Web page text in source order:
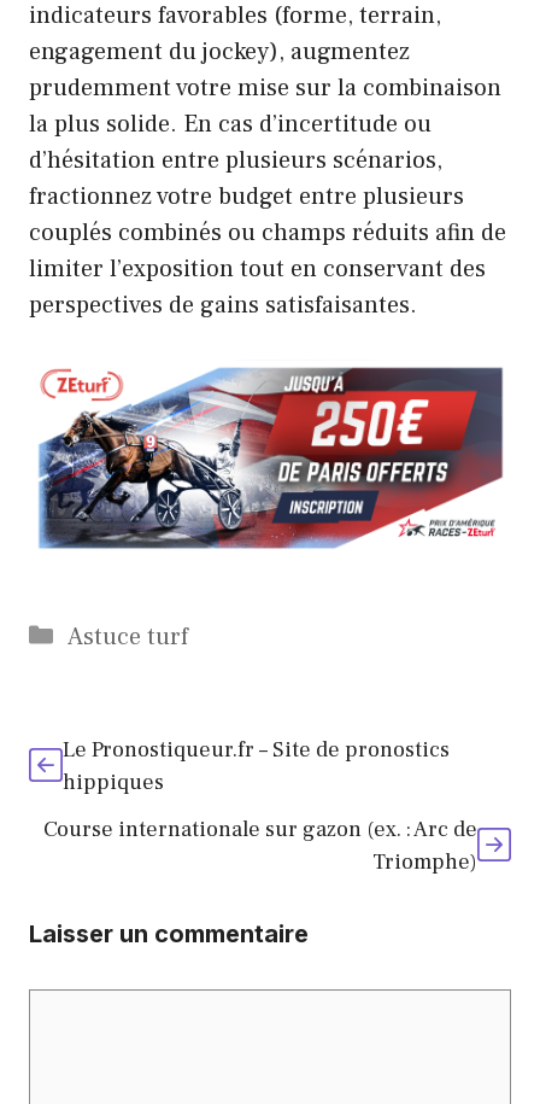
indicateurs favorables (forme, terrain,
engagement du jockey), augmentez
prudemment votre mise sur la combinaison
la plus solide. En cas d’incertitude ou
d’hésitation entre plusieurs scénarios,
fractionnez votre budget entre plusieurs
couplés combinés ou champs réduits afin de
limiter l’exposition tout en conservant des
perspectives de gains satisfaisantes.
Catégories
Astuce turf
Le Pronostiqueur.fr – Site de pronostics
hippiques
Course internationale sur gazon (ex. : Arc de
Triomphe)
Laisser un commentaire